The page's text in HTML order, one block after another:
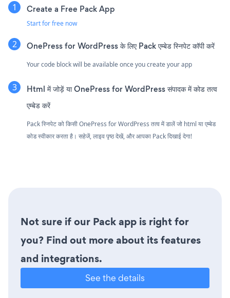
Create a Free Pack App
Start for free now
OnePress for WordPress के लिए Pack एम्बेड स्निपेट कॉपी करें
Your code block will be available once you create your app
Html में जोड़ें या OnePress for WordPress संपादक में कोड तत्व
एम्बेड करें
Pack स्निपेट को किसी OnePress for WordPress तत्व में डालें जो html या एम्बेड
कोड स्वीकार करता है। सहेजें, लाइव पृष्ठ देखें, और आपका Pack दिखाई देगा!
Not sure if our Pack app is right for
you? Find out more about its features
and integrations.
See the details